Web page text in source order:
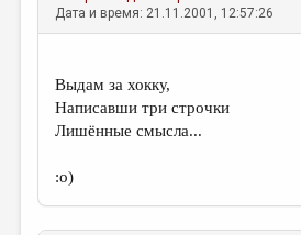
Дата и время: 21.11.2001, 12:57:26
Выдам за хокку,
Написавши три строчки
Лишённые смысла...
:о)